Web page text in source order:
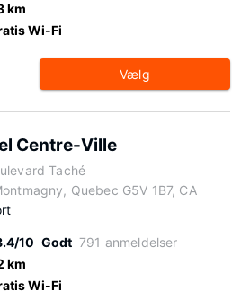
km
Wi-Fi
Vælg
Centre-Ville
Taché
Quebec G5V 1B7, CA
10 Godt 791 anmeldelser
km
Wi-Fi